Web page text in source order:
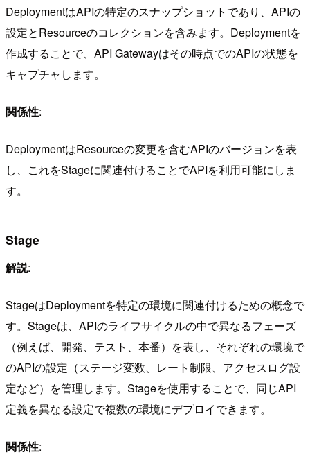
DeploymentはAPIの特定のスナップショットであり、APIの
設定とResourceのコレクションを含みます。Deploymentを
作成することで、API Gatewayはその時点でのAPIの状態を
キャプチャします。
関係性:
DeploymentはResourceの変更を含むAPIのバージョンを表
し、これをStageに関連付けることでAPIを利用可能にしま
す。
Stage
解説:
StageはDeploymentを特定の環境に関連付けるための概念で
す。Stageは、APIのライフサイクルの中で異なるフェーズ
（例えば、開発、テスト、本番）を表し、それぞれの環境で
のAPIの設定（ステージ変数、レート制限、アクセスログ設
定など）を管理します。Stageを使用することで、同じAPI
定義を異なる設定で複数の環境にデプロイできます。
関係性: